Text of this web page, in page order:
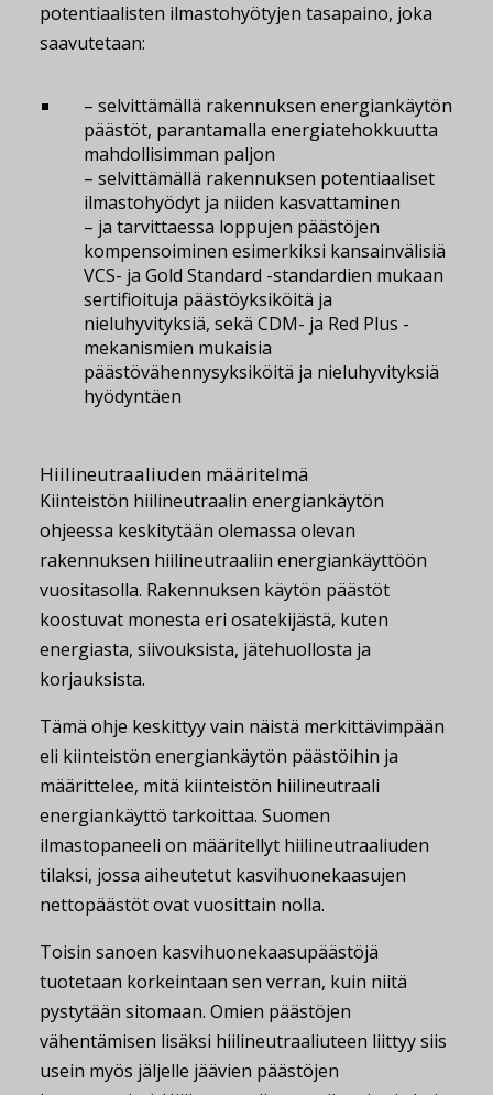
potentiaalisten ilmastohyötyjen tasapaino, joka
saavutetaan:
– selvittämällä rakennuksen energiankäytön
päästöt, parantamalla energiatehokkuutta
mahdollisimman paljon
– selvittämällä rakennuksen potentiaaliset
ilmastohyödyt ja niiden kasvattaminen
– ja tarvittaessa loppujen päästöjen
kompensoiminen esimerkiksi kansainvälisiä
VCS- ja Gold Standard -standardien mukaan
sertifioituja päästöyksiköitä ja
nieluhyvityksiä, sekä CDM- ja Red Plus -
mekanismien mukaisia
päästövähennysyksiköitä ja nieluhyvityksiä
hyödyntäen
Hiilineutraaliuden määritelmä
Kiinteistön hiilineutraalin energiankäytön
ohjeessa keskitytään olemassa olevan
rakennuksen hiilineutraaliin energiankäyttöön
vuositasolla. Rakennuksen käytön päästöt
koostuvat monesta eri osatekijästä, kuten
energiasta, siivouksista, jätehuollosta ja
korjauksista.
Tämä ohje keskittyy vain näistä merkittävimpään
eli kiinteistön energiankäytön päästöihin ja
määrittelee, mitä kiinteistön hiilineutraali
energiankäyttö tarkoittaa. Suomen
ilmastopaneeli on määritellyt hiilineutraaliuden
tilaksi, jossa aiheutetut kasvihuonekaasujen
nettopäästöt ovat vuosittain nolla.
Toisin sanoen kasvihuonekaasupäästöjä
tuotetaan korkeintaan sen verran, kuin niitä
pystytään sitomaan. Omien päästöjen
vähentämisen lisäksi hiilineutraaliuteen liittyy siis
usein myös jäljelle jäävien päästöjen